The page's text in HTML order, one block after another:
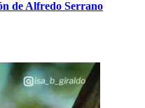
de Alfredo Serrano